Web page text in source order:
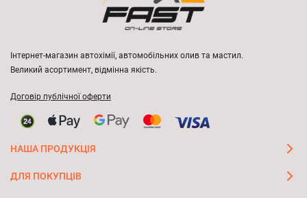
Інтернет-магазин автохімії, автомобільних олив та мастил.
Великий асортимент, відмінна якість.
Договір публічної оферти
НАША ПРОДУКЦІЯ
ДЛЯ ПОКУПЦІВ